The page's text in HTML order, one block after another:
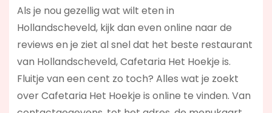
Als je nou gezellig wat wilt eten in
Hollandscheveld, kijk dan even online naar de
reviews en je ziet al snel dat het beste restaurant
van Hollandscheveld, Cafetaria Het Hoekje is.
Fluitje van een cent zo toch? Alles wat je zoekt
over Cafetaria Het Hoekje is online te vinden. Van